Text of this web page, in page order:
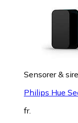
Sensorer &
Philips Hue
fr.